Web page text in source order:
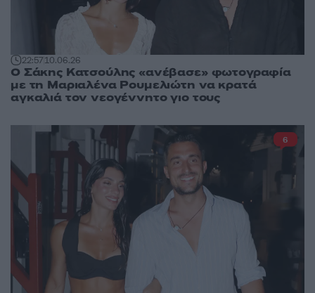
22:5710.06.26
Ο Σάκης Κατσούλης «ανέβασε» φωτογραφία
με τη Μαριαλένα Ρουμελιώτη να κρατά
αγκαλιά τον νεογέννητο γιο τους
6